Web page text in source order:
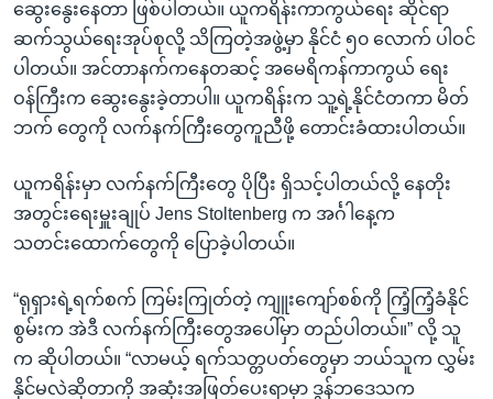
ဆွေးနွေးနေတာ ဖြစ်ပါတယ်။ ယူကရိန်းကာကွယ်ရေး ဆိုင်ရာ
ဆက်သွယ်ရေးအုပ်စုလို့ သိကြတဲ့အဖွဲ့မှာ နိုင်ငံ ၅၀ လောက် ပါဝင်
ပါတယ်။ အင်တာနက်ကနေတဆင့် အမေရိကန်ကာကွယ် ရေး
ဝန်ကြီးက ဆွေးနွေးခဲ့တာပါ။ ယူကရိန်းက သူ့ရဲ့နိုင်ငံတကာ မိတ်
ဘက် တွေကို လက်နက်ကြီးတွေကူညီဖို့ တောင်းခံထားပါတယ်။
ယူကရိန်းမှာ လက်နက်ကြီးတွေ ပိုပြီး ရှိသင့်ပါတယ်လို့ နေတိုး
အတွင်းရေးမှူးချုပ် Jens Stoltenberg က အင်္ဂါနေ့က
သတင်းထောက်တွေကို ပြောခဲ့ပါတယ်။
“ရုရှားရဲ့ရက်စက် ကြမ်းကြုတ်တဲ့ ကျူးကျော်စစ်ကို ကြံ့ကြံ့ခံနိုင်
စွမ်းက အဲဒီ လက်နက်ကြီးတွေအပေါ်မှာ တည်ပါတယ်။” လို့ သူ
က ဆိုပါတယ်။ “လာမယ့် ရက်သတ္တပတ်တွေမှာ ဘယ်သူက လွှမ်း
နိုင်မလဲဆိုတာကို အဆုံးအဖြတ်ပေးရာမှာ ဒွန်ဘဒေသက